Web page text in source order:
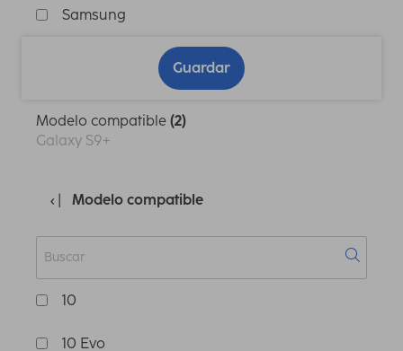
Samsung
Guardar
Modelo compatible (2)
Galaxy S9+
Modelo compatible
10
10 Evo